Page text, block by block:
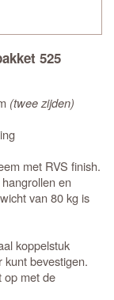
525
(twee zijden)
met RVS finish.
en
van 80 kg is
koppelstuk
bevestigen.
op met de